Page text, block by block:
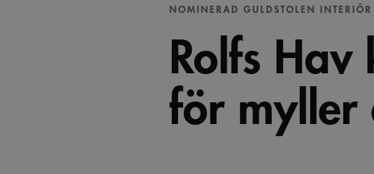
NOMINERAD GULDSTOLEN
Rolfs
för